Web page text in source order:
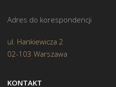
Adres do korespondencji
ul. Hankiewicza 2
02-103 Warszawa
KONTAKT